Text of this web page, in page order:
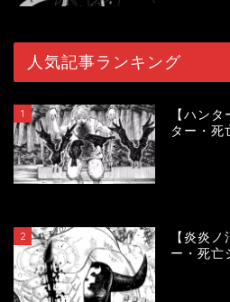
人気記事ランキング
1
【ハン
ター・死
2
【炎炎
ー・死亡